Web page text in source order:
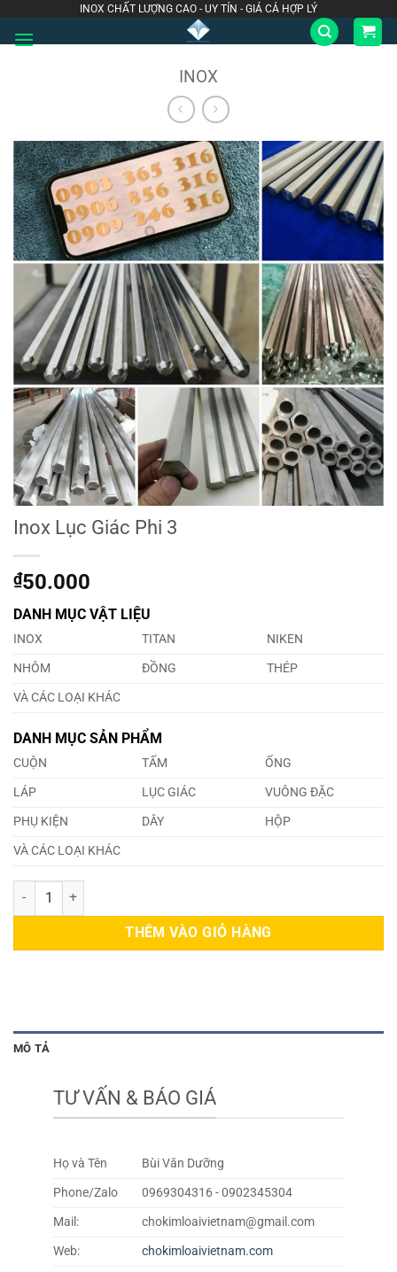
qua
INOX CHẤT LƯỢNG CAO - UY TÍN - GIÁ CẢ HỢP LÝ
INOX
Inox Lục Giác Phi 3
₫50.000
DANH MỤC VẬT LIỆU
INOX TITAN
NIKEN
NHÔM
ĐỒNG
THÉP
VÀ CÁC LOẠI KHÁC
DANH MỤC SẢN PHẨM
CUỘN TẤM
ỐNG
LÁP
LỤC GIÁC
VUÔNG ĐẶC
PHỤ KIỆN
DÂY
HỘP
VÀ CÁC LOẠI KHÁC
Inox Lục Giác Phi 3 số lượng
THÊM VÀO GIỎ HÀNG
MÔ TẢ
TƯ VẤN & BÁO GIÁ
Họ và Tên
Bùi Văn Dưỡng
Phone/Zalo
0969304316 - 0902345304
Mail:
chokimloaivietnam@gmail.com
Web:
chokimloaivietnam.com